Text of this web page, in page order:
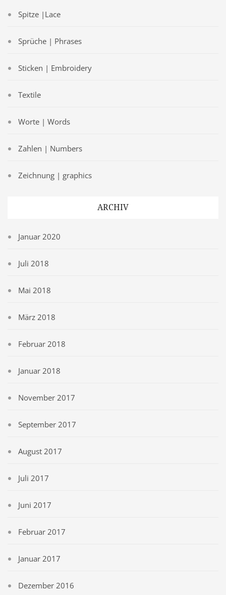
Spitze |Lace
Sprüche | Phrases
Sticken | Embroidery
Textile
Worte | Words
Zahlen | Numbers
Zeichnung | graphics
ARCHIV
Januar 2020
Juli 2018
Mai 2018
März 2018
Februar 2018
Januar 2018
November 2017
September 2017
August 2017
Juli 2017
Juni 2017
Februar 2017
Januar 2017
Dezember 2016